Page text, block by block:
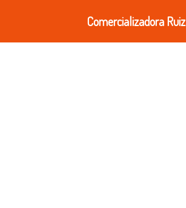
contenido
Comercializadora Ruiz